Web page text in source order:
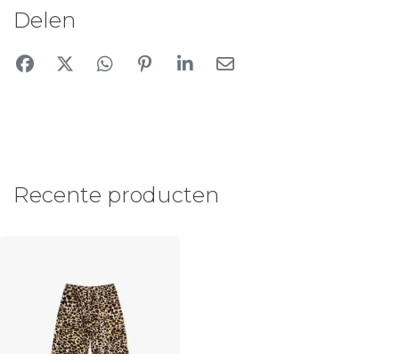
Delen
Recente producten